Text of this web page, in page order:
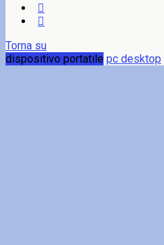
Torna su
dispositivo portatile pc desktop